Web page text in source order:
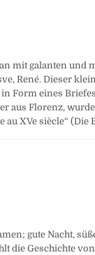
mit galanten und
René. Dieser
Form eines
aus Florenz,
au XVe siècle“
gute Nacht,
die Geschichte